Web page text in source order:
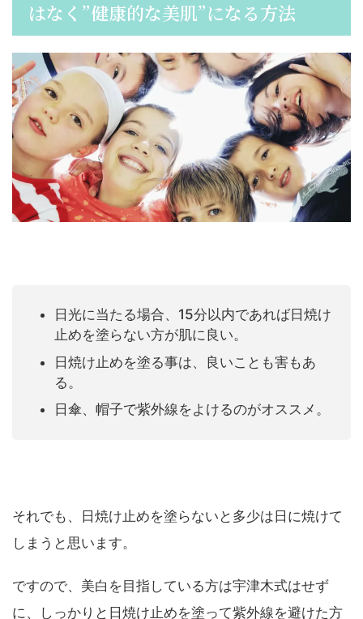
はなく”健康的な美肌”になる方法
日光に当たる場合、15分以内であれば日焼け
止めを塗らない方が肌に良い。
日焼け止めを塗る事は、良いことも害もあ
る。
日傘、帽子で紫外線をよけるのがオススメ。
それでも、日焼け止めを塗らないと多少は日に焼けて
しまうと思います。
ですので、美白を目指している方は宇津木式はせず
に、しっかりと日焼け止めを塗って紫外線を避けた方